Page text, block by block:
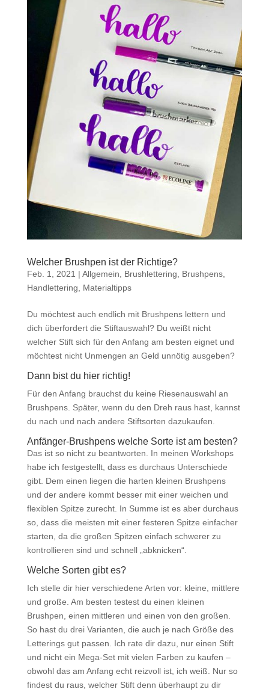
Welcher Brushpen ist der Richtige?
Feb. 1, 2021 | Allgemein, Brushlettering, Brushpens,
Handlettering, Materialtipps
Du möchtest auch endlich mit Brushpens lettern und
dich überfordert die Stiftauswahl? Du weißt nicht
welcher Stift sich für den Anfang am besten eignet und
möchtest nicht Unmengen an Geld unnötig ausgeben?
Dann bist du hier richtig!
Für den Anfang brauchst du keine Riesenauswahl an
Brushpens. Später, wenn du den Dreh raus hast, kannst
du nach und nach andere Stiftsorten dazukaufen.
Anfänger-Brushpens welche Sorte ist am besten?
Das ist so nicht zu beantworten. In meinen Workshops
habe ich festgestellt, dass es durchaus Unterschiede
gibt. Dem einen liegen die harten kleinen Brushpens
und der andere kommt besser mit einer weichen und
flexiblen Spitze zurecht. In Summe ist es aber durchaus
so, dass die meisten mit einer festeren Spitze einfacher
starten, da die großen Spitzen einfach schwerer zu
kontrollieren sind und schnell „abknicken“.
Welche Sorten gibt es?
Ich stelle dir hier verschiedene Arten vor: kleine, mittlere
und große. Am besten testest du einen kleinen
Brushpen, einen mittleren und einen von den großen.
So hast du drei Varianten, die auch je nach Größe des
Letterings gut passen. Ich rate dir dazu, nur einen Stift
und nicht ein Mega-Set mit vielen Farben zu kaufen –
obwohl das am Anfang echt reizvoll ist, ich weiß. Nur so
findest du raus, welcher Stift denn überhaupt zu dir